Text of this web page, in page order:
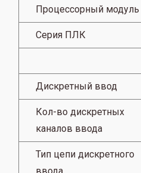
Процессорный модуль
Серия ПЛК
Дискретный ввод
Кол-во дискретных
каналов ввода
Тип цепи дискретного